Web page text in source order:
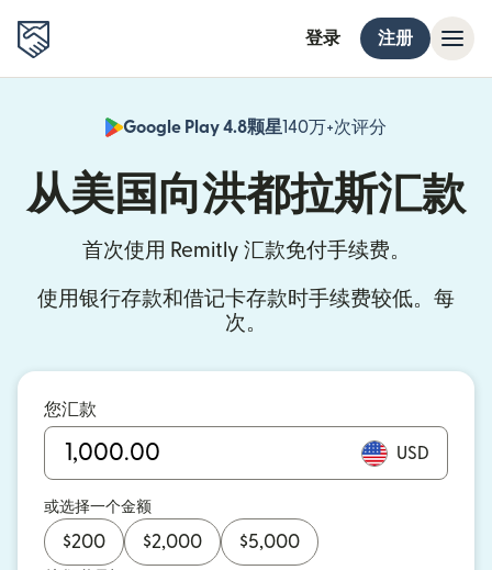
登录 注册
Google Play 4.8颗星140万+次评分
从美国向洪都拉斯汇款
首次使用 Remitly 汇款免付手续费。
使用银行存款和借记卡存款时手续费较低。每
次。
您汇款
USD
或选择一个金额
$200 $2,000 $5,000